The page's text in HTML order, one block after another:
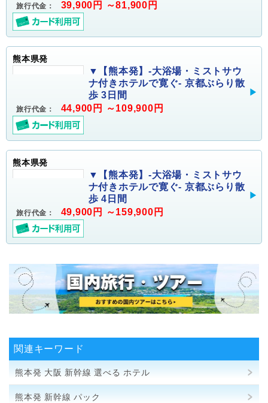
旅行代金： 39,900円 ～81,900円
熊本県発
▼【熊本発】-大浴場・ミストサウ
ナ付きホテルで寛ぐ- 京都ぶらり散
歩 3日間
旅行代金： 44,900円 ～109,900円
熊本県発
▼【熊本発】-大浴場・ミストサウ
ナ付きホテルで寛ぐ- 京都ぶらり散
歩 4日間
旅行代金： 49,900円 ～159,900円
関連キーワード
熊本発 大阪 新幹線 選べる ホテル
熊本発 新幹線 パック